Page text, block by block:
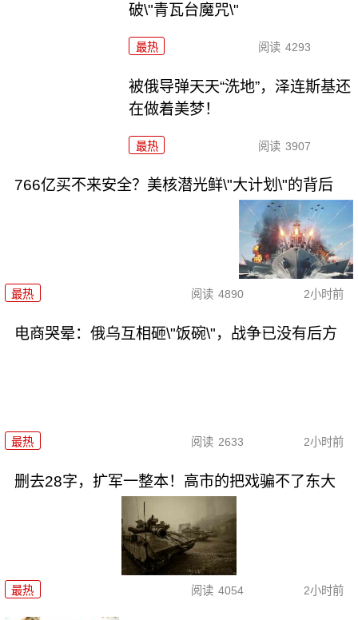
破\"青瓦台魔咒\"
最热 阅读 4293
被俄导弹天天“洗地”，泽连斯基还
在做着美梦！
最热 阅读 3907
766亿买不来安全？美核潜光鲜\"大计划\"的背后
最热 阅读 4890 2小时前
电商哭晕：俄乌互相砸\"饭碗\"，战争已没有后方
最热 阅读 2633 2小时前
删去28字，扩军一整本！高市的把戏骗不了东大
最热 阅读 4054 2小时前